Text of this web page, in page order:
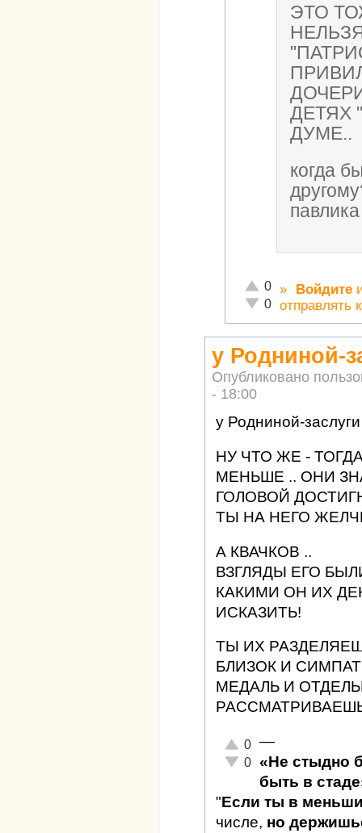
ЭТО
ДЕТЯХ
ДУМЕ..
когда
Отлично!
0
Неадекватно!
0
» Войдите
отправлять
у Родниной-
Опубликовано
- 18:00
у Родниной-
НУ ЧТО ЖЕ -
МЕНЬШЕ .. ОНИ
ГОЛОВОЙ
ТЫ НА НЕГО
А КВАЧКОВ ..
ВЗГЛЯДЫ ЕГО
КАКИМИ ОН ИХ
ИСКАЗИТЬ!
ТЫ ИХ
БЛИЗОК И
МЕДАЛЬ И
Отлично!
0
Неадекватно!
0
—
«Не стыдно
быть в
"Если ты в
числе, но